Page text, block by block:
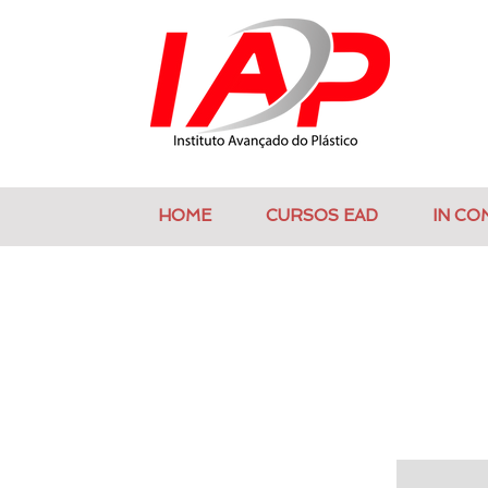
HOME CURSOS EAD IN